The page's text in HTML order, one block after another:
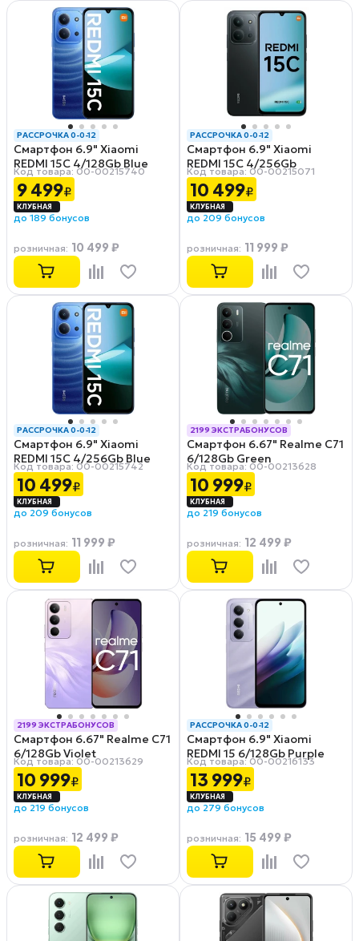
РАССРОЧКА 0-0-12
Смартфон 6.9" Xiaomi
REDMI 15C 4/128Gb Blue
Код товара: 00-00215740
9 499₽
до 189 бонусов
розничная: 10 499 ₽
РАССРОЧКА 0-0-12
Смартфон 6.9" Xiaomi
REDMI 15C 4/256Gb
Midnight Black
Код товара: 00-00215071
10 499₽
до 209 бонусов
розничная: 11 999 ₽
РАССРОЧКА 0-0-12
Смартфон 6.9" Xiaomi
REDMI 15C 4/256Gb Blue
Код товара: 00-00215742
10 499₽
до 209 бонусов
розничная: 11 999 ₽
2199 ЭКСТРАБОНУСОВ
РАССРОЧКА 0-0-12
Смартфон 6.67" Realme C71
6/128Gb Green
Код товара: 00-00213628
10 999₽
до 219 бонусов
розничная: 12 499 ₽
2199 ЭКСТРАБОНУСОВ
РАССРОЧКА 0-0-12
Смартфон 6.67" Realme C71
6/128Gb Violet
Код товара: 00-00213629
10 999₽
до 219 бонусов
розничная: 12 499 ₽
РАССРОЧКА 0-0-12
Смартфон 6.9" Xiaomi
REDMI 15 6/128Gb Purple
Код товара: 00-00216133
13 999₽
до 279 бонусов
розничная: 15 499 ₽